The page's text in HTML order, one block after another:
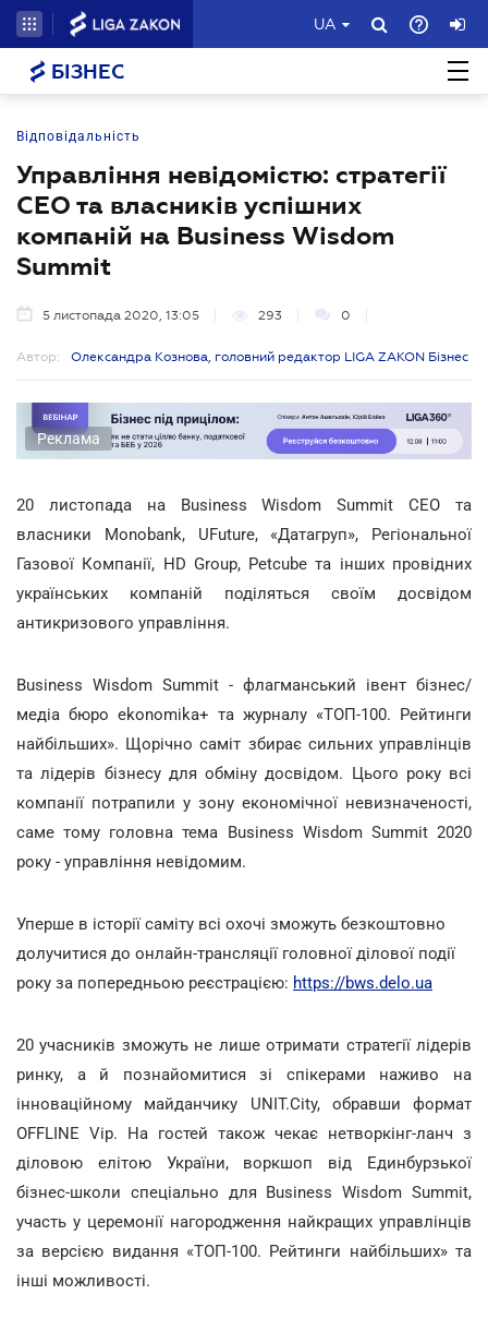
UA
БІЗНЕС
Відповідальність
Управління невідомістю: стратегії
СЕО та власників успішних
компаній на Business Wisdom
Summit
5 листопада 2020, 13:05 293 0
Автор: Олександра Кознова, головний редактор LIGA ZAKON Бізнес
Реклама
20 листопада на Business Wisdom Summit СЕО та
власники Monobank, UFuture, «Датагруп», Регіональної
Газової Компанії, HD Group, Petcube та інших провідних
українських компаній поділяться своїм досвідом
антикризового управління.
Business Wisdom Summit - флагманський івент бізнес/
медіа бюро ekonomika+ та журналу «ТОП-100. Рейтинги
найбільших». Щорічно саміт збирає сильних управлінців
та лідерів бізнесу для обміну досвідом. Цього року всі
компанії потрапили у зону економічної невизначеності,
саме тому головна тема Business Wisdom Summit 2020
року - управління невідомим.
Уперше в історії саміту всі охочі зможуть безкоштовно
долучитися до онлайн-трансляції головної ділової події
року за попередньою реєстрацією: https://bws.delo.ua
20 учасників зможуть не лише отримати стратегії лідерів
ринку, а й познайомитися зі спікерами наживо на
інноваційному майданчику UNIT.City, обравши формат
OFFLINE Vip. На гостей також чекає нетворкінг-ланч з
діловою елітою України, воркшоп від Единбурзької
бізнес-школи спеціально для Business Wisdom Summit,
участь у церемонії нагородження найкращих управлінців
за версією видання «ТОП-100. Рейтинги найбільших» та
інші можливості.